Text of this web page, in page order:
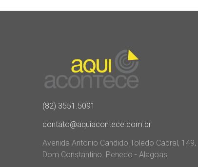
(82) 3551.5091
contato@aquiacontece.com.br
Avenida Antonio Candido Toledo Cabral, 149,
Dom Constantino. Penedo - Alagoas